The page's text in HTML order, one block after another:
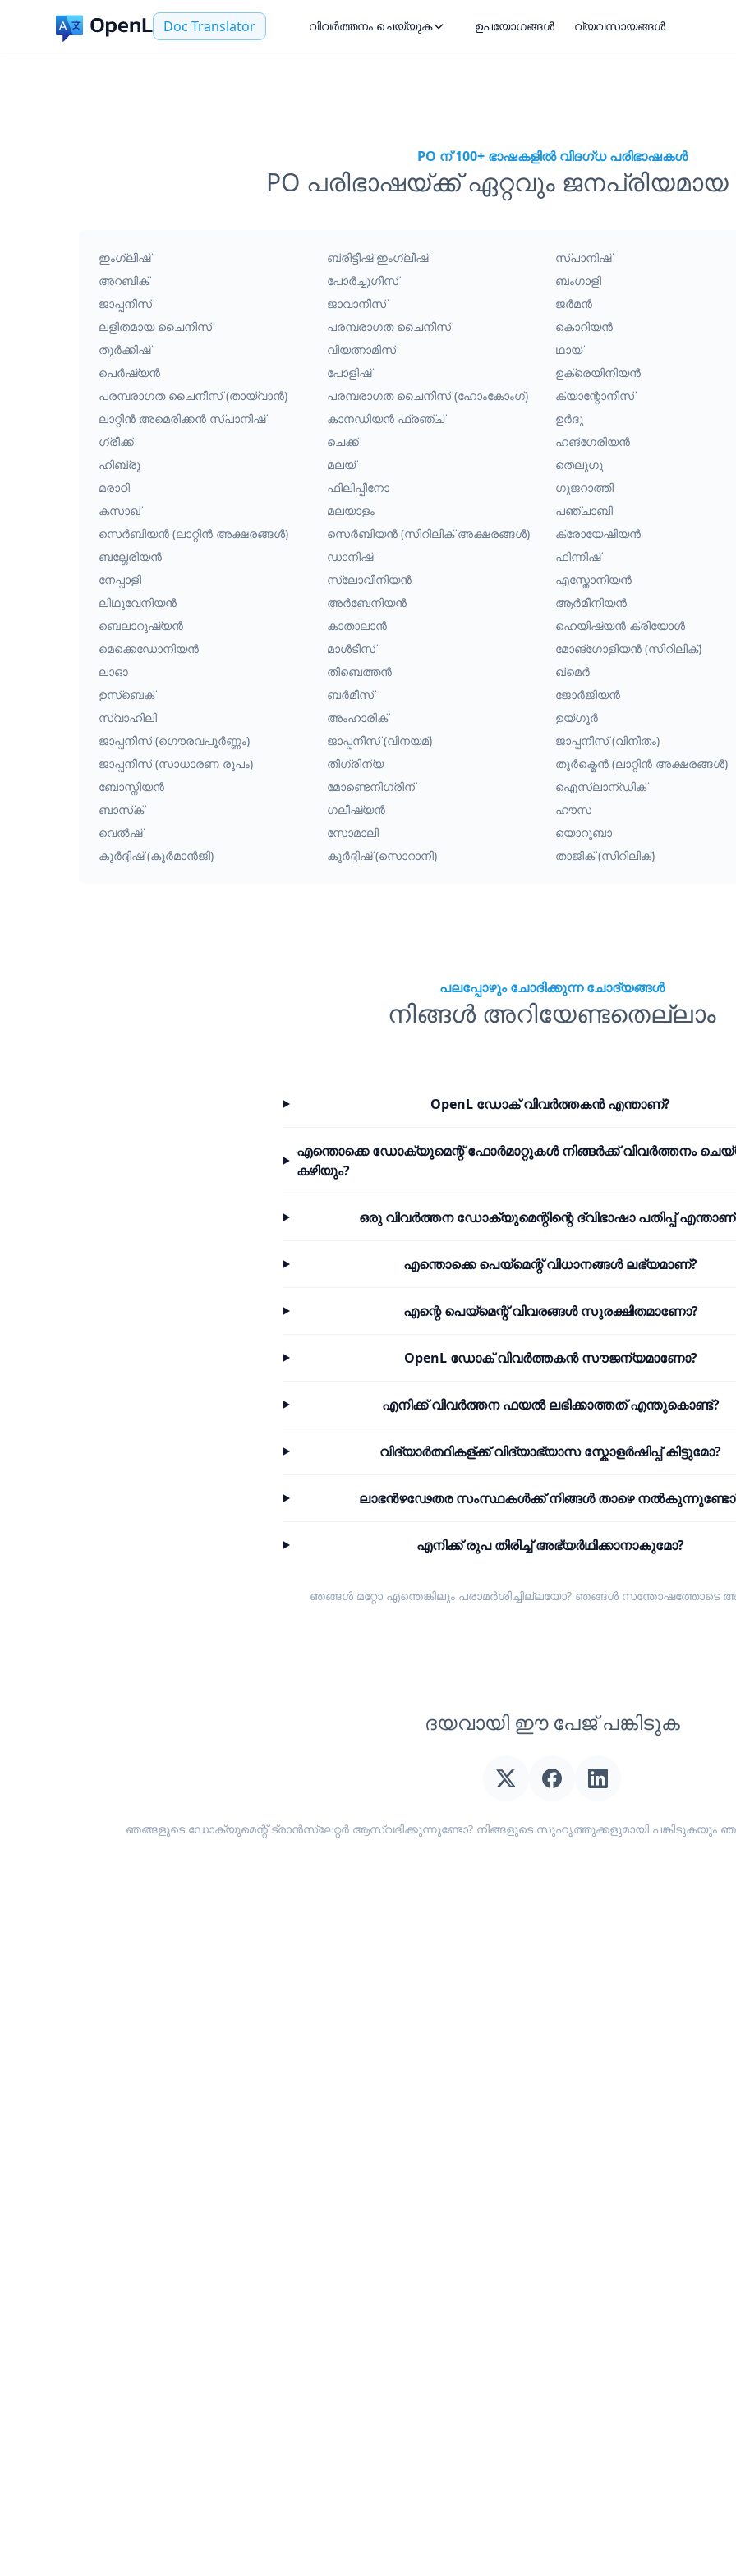
Doc Translator വിവർത്തനം ചെയ്യുക ഉപയോഗങ്ങൾ വ്യവസായങ്ങൾ
PO ന് 100+ ഭാഷകളിൽ വിദഗ്ധ പരിഭാഷകൾ
PO പരിഭാഷയ്ക്ക് ഏറ്റവും
ഇംഗ്ലീഷ് ബ്രിട്ടീഷ് ഇംഗ്ലീഷ് സ്പാനിഷ്
അറബിക്
പോർച്ചുഗീസ് ബംഗാളി
ജാപ്പനീസ്
ജാവാനീസ് ജർമൻ
ലളിതമായ ചൈനീസ്
പരമ്പരാഗത ചൈനീസ് കൊറിയൻ
തുർക്കിഷ്
വിയത്നാമീസ് ഥായ്
പെർഷ്യൻ
പോളിഷ് ഉക്രെയിനിയൻ
പരമ്പരാഗത ചൈനീസ് (തായ്‌വാൻ)
പരമ്പരാഗത ചൈനീസ് (ഹോംകോംഗ്) ക്യാന്റോനീസ്
ലാറ്റിൻ അമെരിക്കൻ സ്പാനിഷ്
കാനഡിയൻ ഫ്രഞ്ച് ഉർദു
ഗ്രീക്ക്
ചെക്ക് ഹങ്ഗേരിയൻ
ഹിബ്രൂ
മലയ് തെലുഗു
മരാഠി
ഫിലിപ്പീനോ ഗുജറാത്തി
കസാഖ്
മലയാളം പഞ്ചാബി
സെർബിയൻ (ലാറ്റിൻ അക്ഷരങ്ങൾ)
സെർബിയൻ (സിറിലിക് അക്ഷരങ്ങൾ) ക്രോയേഷിയൻ
ബല്ഗേരിയൻ
ഡാനിഷ് ഫിന്നിഷ്
നേപ്പാളി
സ്ലോവീനിയൻ എസ്തോനിയൻ
ലിഥുവേനിയൻ
അർബേനിയൻ ആർമീനിയൻ
ബെലാറുഷ്യൻ
കാതാലാൻ ഹെയിഷ്യൻ ക്രിയോൾ
മെക്കെഡോനിയൻ
മാൾടീസ് മോങ്ഗോളിയൻ (സിറിലിക്)
ലാഓ
തിബെത്തൻ ഖ്മെർ
ഉസ്ബെക്
ബർമീസ് ജോർജിയൻ
സ്വാഹിലി
അംഹാരിക് ഉയ്ഗൂർ
ജാപ്പനീസ് (ഗൌരവപൂർണ്ണം)
ജാപ്പനീസ് (വിനയമ്) ജാപ്പനീസ് (വിനീതം)
ജാപ്പനീസ് (സാധാരണ രൂപം)
തിഗ്രിന്യ തുർക്മെൻ (ലാറ്റിൻ അക്ഷരങ്ങൾ)
ബോസ്നിയൻ
മോണ്ടെനിഗ്രിന് ഐസ്‌ലാന്ഡിക്
ബാസ്‌ക്
ഗലീഷ്യൻ ഹൗസ
വെൽഷ്
സോമാലി യൊറൂബാ
കുർദ്ദിഷ് (കുർമാൻജി)
കുർദ്ദിഷ് (സൊറാനി) താജിക് (സിറിലിക്)
പലപ്പോഴും ചോദിക്കുന്ന ചോദ്യങ്ങൾ
നിങ്ങൾ അറിയേണ്ടതെല്ലാം
OpenL ഡോക് വിവർത്തകൻ എന്താണ്?
എന്തൊക്കെ ഡോക്യുമെന്റ് ഫോർമാറ്റുകൾ നിങ്ങർക്ക് വിവർത്തനം
കഴിയും?
ഒരു വിവർത്തന ഡോക്യുമെന്റിന്റെ ദ്വിഭാഷാ പതിപ്പ്
എന്തൊക്കെ പെയ്മെന്റ് വിധാനങ്ങൾ ലഭ്യമാണ്?
എന്റെ പെയ്മെന്റ് വിവരങ്ങൾ സുരക്ഷിതമാണോ?
OpenL ഡോക് വിവർത്തകൻ സൗജന്യമാണോ?
എനിക്ക് വിവർത്തന ഫയൽ ലഭിക്കാത്തത് എന്തുകൊണ്ട്?
വിദ്യാർത്ഥികള്ക്ക് വിദ്യാഭ്യാസ സ്കോളർഷിപ്പ് കിട്ടുമോ?
ലാഭൻഴഢേതര സംസ്ഥകൾക്ക് നിങ്ങൾ താഴെ
എനിക്ക് രുപ തിരിച്ച് അഭ്യർഥിക്കാനാകുമോ?
ഞങ്ങൾ മറ്റോ എന്തെങ്കിലും പരാമർശിച്ചില്ലയോ? ഞങ്ങൾ സന്തോഷത്തോടെ
ദയവായി ഈ പേജ് പങ്കിടുക
ഞങ്ങളുടെ ഡോക്യുമെന്റ് ട്രാൻസ്ലേറ്റർ ആസ്വദിക്കുന്നുണ്ടോ? നിങ്ങളുടെ സുഹൃത്തുക്കളുമായി പങ്കിടുകയും